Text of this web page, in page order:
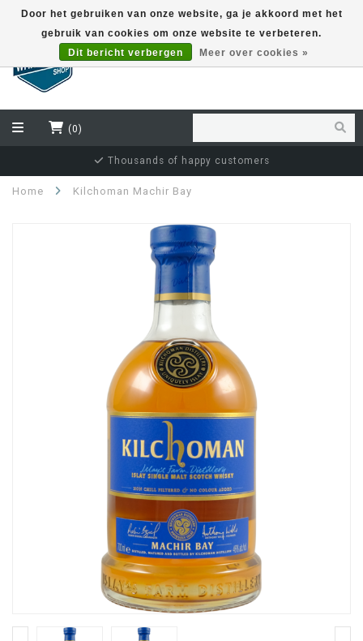
(0)
Thousands of happy customers
Home Kilchoman Machir Bay
Door het gebruiken van onze website, ga je akkoord met het
gebruik van cookies om onze website te verbeteren.
Dit bericht verbergen
Meer over cookies »